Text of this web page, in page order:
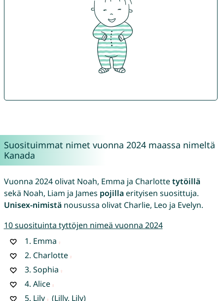
Suosituimmat nimet vuonna 2024 maassa nimeltä
Kanada
Vuonna 2024 olivat Noah, Emma ja Charlottetytöillä
sekä Noah, Liam ja James pojillaerityisen suosittuja.
Unisex-nimistänousussa olivat Charlie, Leo ja Evelyn.
10 suosituinta tyttöjen nimeä vuonna 2024
1. Emma
2. Charlotte
3. Sophia
4. Alice
5. Lily (Lilly, Lily)